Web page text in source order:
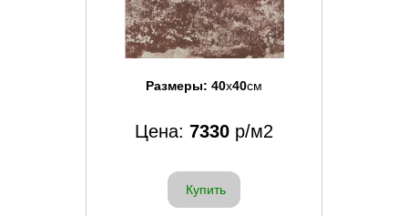
Размеры: 40x40см
Цена: 7330 р/м2
Купить